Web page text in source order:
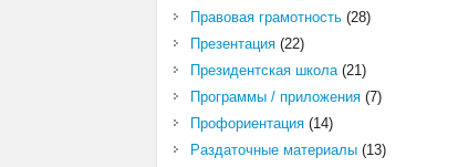
Правовая грамотность(28)
Презентация(22)
Президентская школа(21)
Программы / приложения(7)
Профориентация(14)
Раздаточные материалы(13)